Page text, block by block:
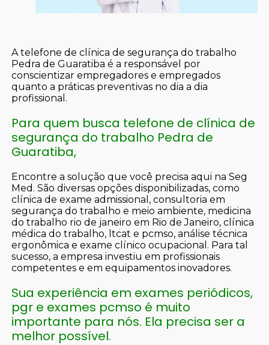
A telefone de clínica de segurança do trabalho
Pedra de Guaratiba é a responsável por
conscientizar empregadores e empregados
quanto a práticas preventivas no dia a dia
profissional.
Para quem busca telefone de clínica de
segurança do trabalho Pedra de
Guaratiba,
Encontre a solução que você precisa aqui na Seg
Med. São diversas opções disponibilizadas, como
clínica de exame admissional, consultoria em
segurança do trabalho e meio ambiente, medicina
do trabalho rio de janeiro em Rio de Janeiro, clínica
médica do trabalho, ltcat e pcmso, análise técnica
ergonômica e exame clínico ocupacional. Para tal
sucesso, a empresa investiu em profissionais
competentes e em equipamentos inovadores.
Sua experiência em exames periódicos,
pgr e exames pcmso é muito
importante para nós. Ela precisa ser a
melhor possível.